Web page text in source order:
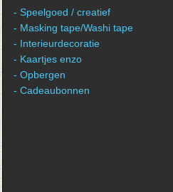
- Speelgoed / creatief
- Masking tape/Washi tape
- Interieurdecoratie
- Kaartjes enzo
- Opbergen
- Cadeaubonnen